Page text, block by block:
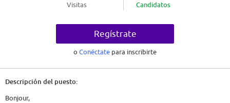
Visitas Candidatos
Regístrate
o Conéctate para inscribirte
Descripción del puesto:
Bonjour,